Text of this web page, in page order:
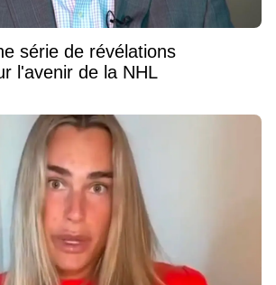
série de révélations
l'avenir de la NHL